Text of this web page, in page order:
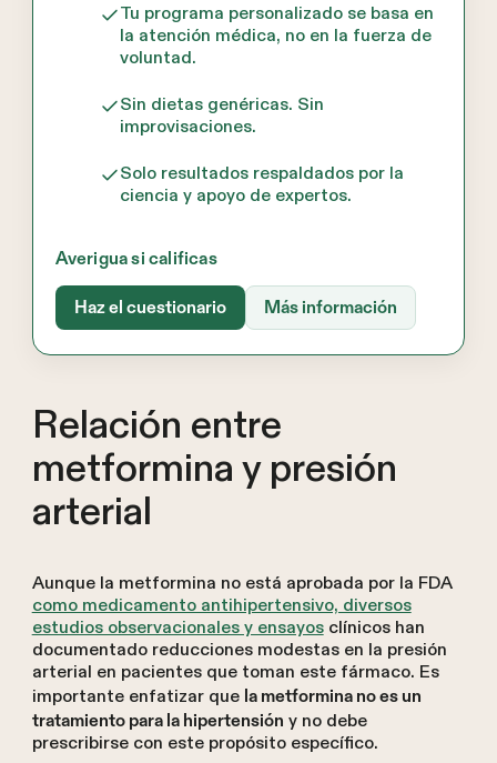
Tu programa personalizado se basa en
la atención médica, no en la fuerza de
voluntad.
Sin dietas genéricas. Sin
improvisaciones.
Solo resultados respaldados por la
ciencia y apoyo de expertos.
Averigua si calificas
Haz el cuestionario Más información
Relación entre
metformina y presión
arterial
Aunque la metformina no está aprobada por la FDA
como medicamento antihipertensivo, diversos
estudios observacionales y ensayosclínicos han
documentado reducciones modestas en la presión
arterial en pacientes que toman este fármaco. Es
importante enfatizar que la metformina no es un
tratamiento para la hipertensión y no debe
prescribirse con este propósito específico.